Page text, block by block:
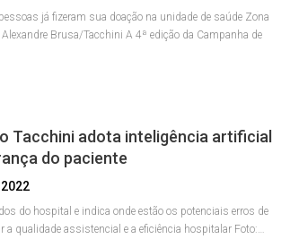
já fizeram sua doação na unidade de saúde Zona
Alexandre Brusa/Tacchini A 4ª edição da Campanha de
Tacchini adota inteligência artificial
do paciente
do hospital e indica onde estão os potenciais erros de
a qualidade assistencial e a eficiência hospitalar Foto: